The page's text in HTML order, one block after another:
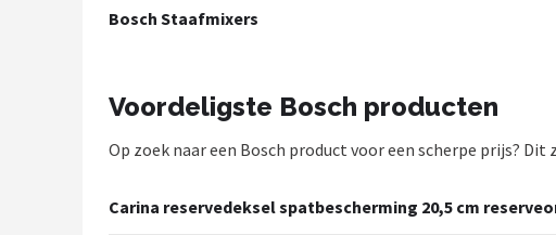
KitchenBrothers
Bosch Staafmixers
Voordeligste Bosch producten
Op zoek naar een Bosch product voor een scherpe prijs?
Carina reservedeksel spatbescherming 20,5 cm